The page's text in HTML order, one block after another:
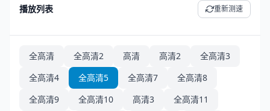
播放列表 重新测速
全高清 全高清2 高清 高清2
全高清3
全高清4
全高清5 全高清7
全高清8
全高清9
全高清10 高清3
全高清11